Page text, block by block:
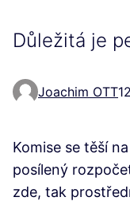
Důležitá je
Joachim OTT
Komise se těší
posílený
zde, tak